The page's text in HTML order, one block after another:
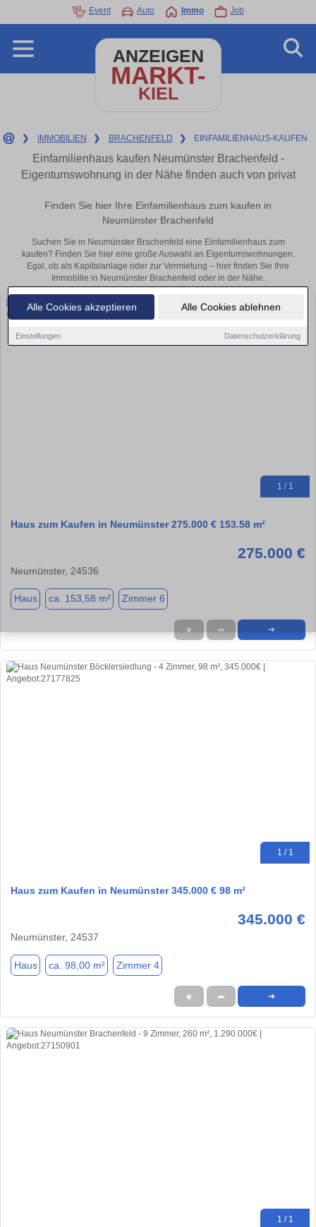
Alle Cookies akzeptieren Alle Cookies ablehnen
Einstellungen Datenschutzerklärung
Event Auto Immo Job
ANZEIGEN
MARKT-
KIEL
❯ IMMOBILIEN ❯ BRACHENFELD ❯ EINFAMILIENHAUS-KAUFEN
Einfamilienhaus kaufen Neumünster Brachenfeld -
Eigentumswohnung in der Nähe finden auch von privat
Finden Sie hier Ihre Einfamilienhaus zum kaufen in
Neumünster Brachenfeld
Suchen Sie in Neumünster Brachenfeld eine Einfamilienhaus zum
kaufen? Finden Sie hier eine große Auswahl an Eigentumswohnungen.
Egal, ob als Kapitalanlage oder zur Vermietung – hier finden Sie Ihre
Immobilie in Neumünster Brachenfeld oder in der Nähe.
1 / 1
Haus zum Kaufen in Neumünster 275.000 € 153.58 m²
275.000 €
Neumünster, 24536
Haus ca. 153,58 m² Zimmer 6
★ ➦ ➜
1 / 1
Haus zum Kaufen in Neumünster 345.000 € 98 m²
345.000 €
Neumünster, 24537
Haus ca. 98,00 m² Zimmer 4
★ ➦ ➜
1 / 1